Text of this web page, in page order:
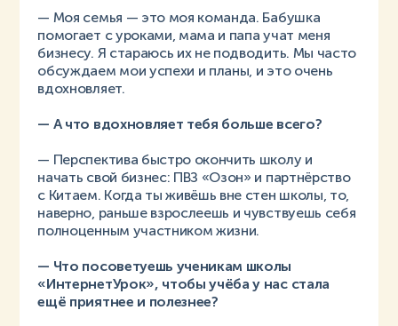
— Моя семья — это моя команда. Бабушка
помогает с уроками, мама и папа учат меня
бизнесу. Я стараюсь их не подводить. Мы часто
обсуждаем мои успехи и планы, и это очень
вдохновляет.
— А что вдохновляет тебя больше всего?
— Перспектива быстро окончить школу и
начать свой бизнес: ПВЗ «Озон» и партнёрство
с Китаем. Когда ты живёшь вне стен школы, то,
наверно, раньше взрослеешь и чувствуешь себя
полноценным участником жизни.
— Что посоветуешь ученикам школы
«ИнтернетУрок», чтобы учёба у нас стала
ещё приятнее и полезнее?